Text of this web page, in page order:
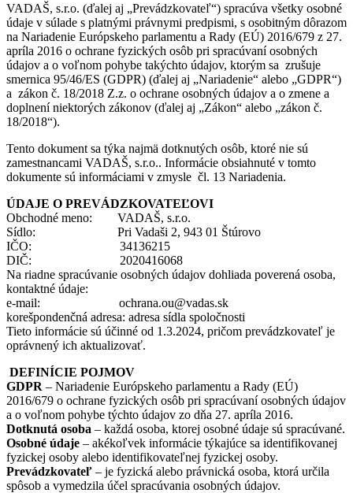
VADAŠ, s.r.o. (ďalej aj „Prevádzkovateľ“) spracúva všetky osobné
údaje v súlade s platnými právnymi predpismi, s osobitným dôrazom
na Nariadenie Európskeho parlamentu a Rady (EÚ) 2016/679 z 27.
apríla 2016 o ochrane fyzických osôb pri spracúvaní osobných
údajov a o voľnom pohybe takýchto údajov, ktorým sa zrušuje
smernica 95/46/ES (GDPR) (ďalej aj „Nariadenie“ alebo „GDPR“)
a zákon č. 18/2018 Z.z. o ochrane osobných údajov a o zmene a
doplnení niektorých zákonov (ďalej aj „Zákon“ alebo „zákon č.
18/2018“).
Tento dokument sa týka najmä dotknutých osôb, ktoré nie sú
zamestnancami VADAŠ, s.r.o.. Informácie obsiahnuté v tomto
dokumente sú informáciami v zmysle čl. 13 Nariadenia.
ÚDAJE O PREVÁDZKOVATEĽOVI
Obchodné meno: VADAŠ, s.r.o.
Sídlo: Pri Vadaši 2, 943 01 Štúrovo
IČO: 34136215
DIČ: 2020416068
Na riadne spracúvanie osobných údajov dohliada poverená osoba,
kontaktné údaje:
e-mail: ochrana.ou@vadas.sk
korešpondenčná adresa: adresa sídla spoločnosti
Tieto informácie sú účinné od 1.3.2024, pričom prevádzkovateľ je
oprávnený ich aktualizovať.
DEFINÍCIE POJMOV
GDPR – Nariadenie Európskeho parlamentu a Rady (EÚ)
2016/679 o ochrane fyzických osôb pri spracúvaní osobných údajov
a o voľnom pohybe týchto údajov zo dňa 27. apríla 2016.
Dotknutá osoba – každá osoba, ktorej osobné údaje sú spracúvané.
Osobné údaje – akékoľvek informácie týkajúce sa identifikovanej
fyzickej osoby alebo identifikovateľnej fyzickej osoby.
Prevádzkovateľ – je fyzická alebo právnická osoba, ktorá určila
spôsob a vymedzila účel spracúvania osobných údajov.